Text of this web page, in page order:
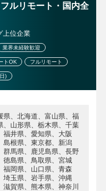
ルリモート・国内全
上位企業
業界未経験歓迎
トOK フルリモート
)
県、北海道、富山県、福
、山形県、栃木県、千葉
福井県、愛知県、大阪
島根県、東京都、新潟
群馬県、鹿児島県、長野
徳島県、鳥取県、宮城
福岡県、山口県、青森
埼玉県、岩手県、沖縄
滋賀県、熊本県、神奈川